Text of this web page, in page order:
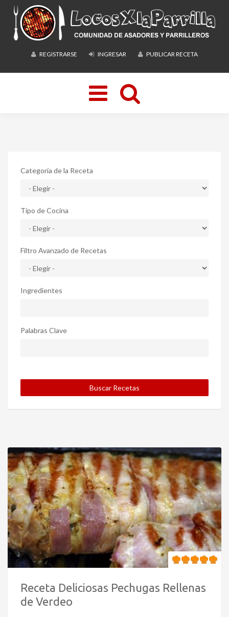
REGISTRARSE INGRESAR PUBLICAR RECETA
Toggle
navigation
Categoría de la Receta
Tipo de Cocina
Filtro Avanzado de Recetas
Ingredientes
Palabras Clave
Buscar Recetas
Receta Deliciosas Pechugas Rellenas
de Verdeo